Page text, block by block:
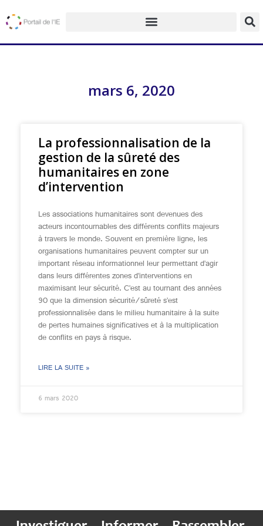
mars 6, 2020
La professionnalisation de la
gestion de la sûreté des
humanitaires en zone
d’intervention
Les associations humanitaires sont devenues des
acteurs incontournables des différents conflits majeurs
à travers le monde. Souvent en première ligne, les
organisations humanitaires peuvent compter sur un
important réseau informationnel leur permettant d’agir
dans leurs différentes zones d’interventions en
maximisant leur sécurité. C’est au tournant des années
90 que la dimension sécurité/sûreté s’est
professionnalisée dans le milieu humanitaire à la suite
de pertes humaines significatives et à la multiplication
de conflits en pays à risque.
LIRE LA SUITE »
6 mars 2020